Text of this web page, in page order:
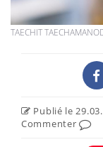
TAECHIT
Publié le
Commenter